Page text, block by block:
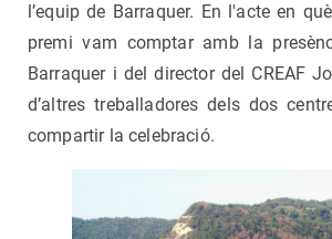
l’equip de Barraquer. En l'acte en
premi vam comptar amb la
Barraquer i del director del CREAF
d’altres treballadores dels dos
compartir la celebració.